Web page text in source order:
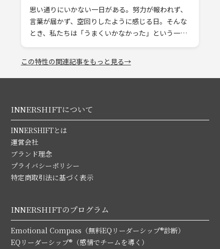
思い通りにいかない一日がある。努力が報われず、
言葉が届かず、空回りしたように感じる日。そんな
とき、私たちは「うまくいかなかった」という一点
り”ではなく“始まり”と見ることがで […]
この特性の関連記事をもっと見る→
INNERSHIFTについて
INNERSHIFTとは
運営会社
ブランド理念
プライバシーポリシー
特定商取引法に基づく表示
INNERSHIFTのプログラム
Emotional Compass（無料EQリーダーシップ®診断）
EQリーダーシップ®（感情でチームを導く）